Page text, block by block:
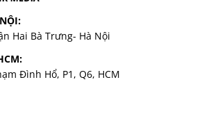
Hai Bà Trưng- Hà Nội
Đình Hổ, P1, Q6, HCM